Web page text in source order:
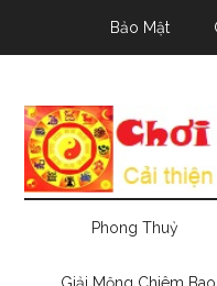
Bảo Mật
Phong Thuỷ